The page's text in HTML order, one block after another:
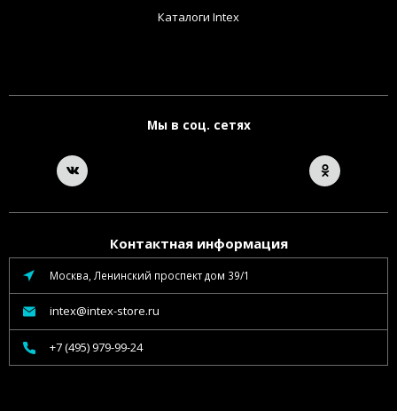
Каталоги Intex
Мы в соц. сетях
Контактная информация
Москва, Ленинский проспект дом 39/1
intex@intex-store.ru
+7 (495) 979-99-24